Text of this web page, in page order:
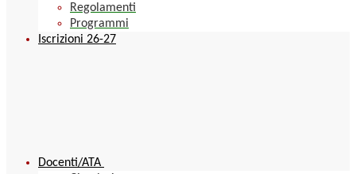
Regolamenti
Programmi
Iscrizioni 26-27
Docenti/ATA